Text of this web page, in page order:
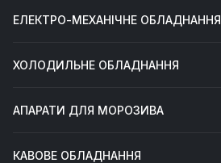
ЕЛЕКТРО-МЕХАНІЧНЕ ОБЛАДНАННЯ
ХОЛОДИЛЬНЕ ОБЛАДНАННЯ
АПАРАТИ ДЛЯ МОРОЗИВА
КАВОВЕ ОБЛАДНАННЯ